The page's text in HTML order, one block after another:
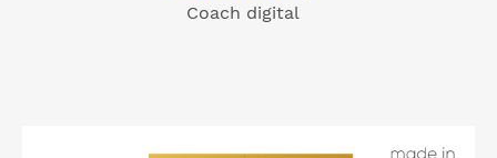
Coach digital